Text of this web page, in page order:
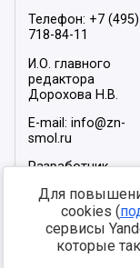
Телефон: +7 (495)
718-84-11
И.О. главного
редактора
Дорохова Н.В.
E-mail: info@zn-
smol.ru
Разработчик
2026
Мы в социальных
сетях:
Для
cookies (
сервисы
которые